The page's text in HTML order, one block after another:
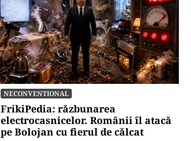
ACTUALITATE
Spionaj pentru Rusia: o româncă
de 45 de ani, arestată în Germania.
Misiunea ar fi vizat un asasinat